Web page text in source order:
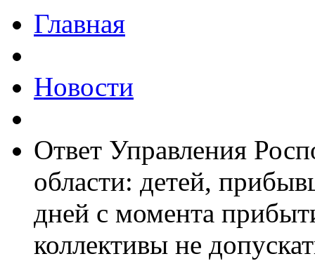
Главная
Новости
Ответ Управления
области: детей,
дней с момента
коллективы не